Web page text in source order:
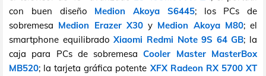
con buen diseño Medion Akoya S6445; los PCs de
sobremesa Medion Erazer X30y Medion Akoya M80; el
smartphone equilibradoXiaomi Redmi Note 9S 64 GB; la
caja para PCs de sobremesaCooler Master MasterBox
MB520; la tarjeta gráfica potente XFX Radeon RX 5700 XT